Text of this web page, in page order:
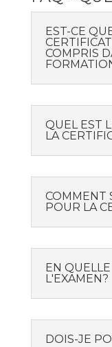
EST-CE
COMPRIS
QUEL EST
LA
COMMENT
POUR LA
EN
L'EXAMEN?
DOIS-JE